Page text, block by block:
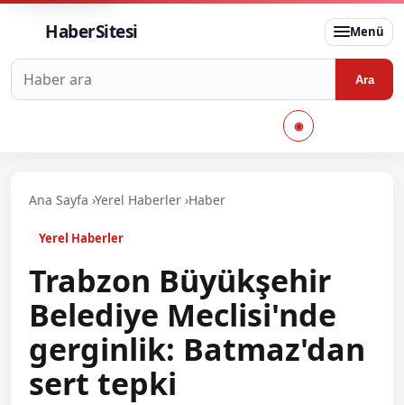
HaberSitesi Menü
Haberlerde ara
Ara
◉
Ana Sayfa ›Yerel Haberler ›Haber
Yerel Haberler
Trabzon Büyükşehir
Belediye Meclisi'nde
gerginlik: Batmaz'dan
sert tepki